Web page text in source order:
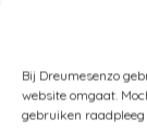
Bij Dreumesenzo
website omgaat.
gebruiken
Artikelnummer: